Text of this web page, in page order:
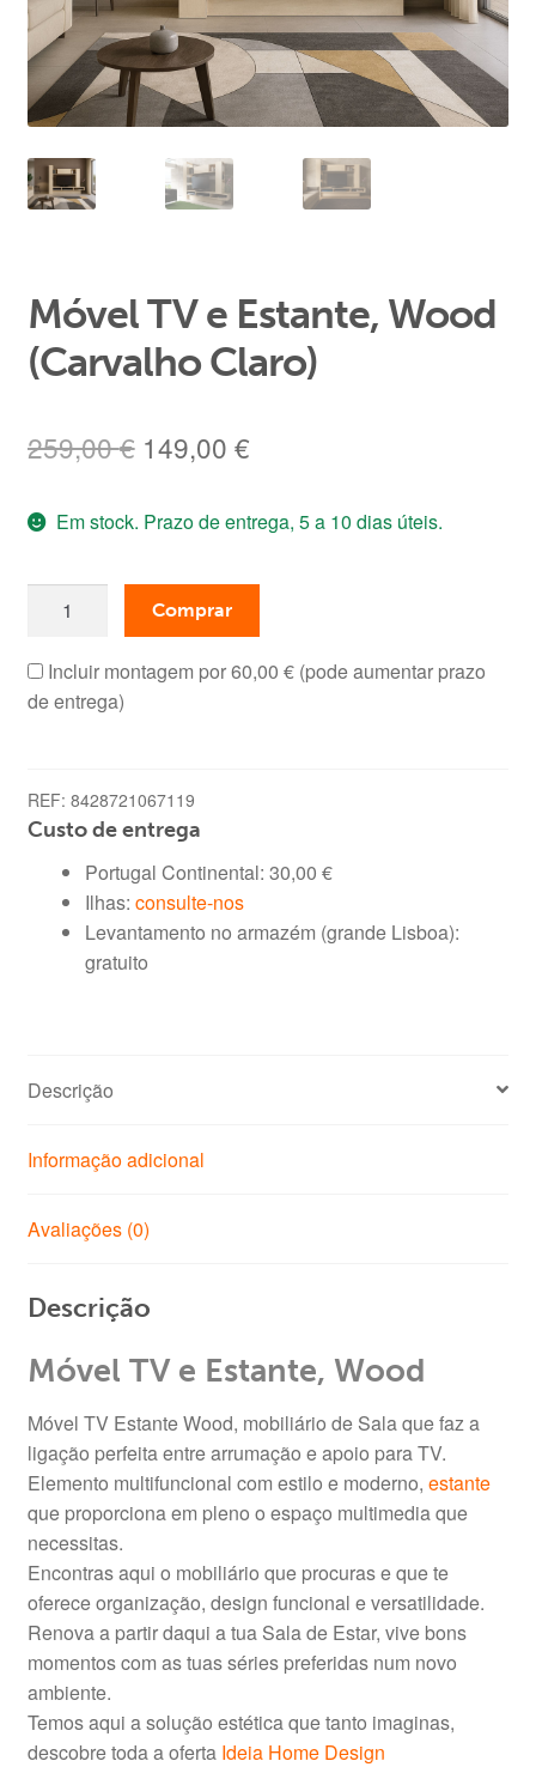
Área de Cliente
Móvel TV e Estante, Wood
(Carvalho Claro)
259,00€ O
original
era:
259,00 €.
149,00 €O
atual
é:
Em stock. Prazo de entrega, 5 a 10 dias úteis.
Móvel
TV
e
(Carvalho
Claro)
Comprar
Incluir montagem por60,00 €(pode aumentar prazo
de entrega)
REF: 8428721067119
Custo de entrega
Portugal Continental: 30,00 €
Ilhas: consulte-nos
Levantamento no armazém (grande Lisboa):
gratuito
Descrição
Informação adicional
Avaliações (0)
Descrição
Móvel TV e Estante, Wood
Móvel TV Estante Wood, mobiliário de Sala que faz a
ligação perfeita entre arrumação e apoio para TV.
Elemento multifuncional com estilo e moderno, estante
que proporciona em pleno o espaço multimedia que
necessitas.
Encontras aqui o mobiliário que procuras e que te
oferece organização, design funcional e versatilidade.
Renova a partir daqui a tua Sala de Estar, vive bons
momentos com as tuas séries preferidas num novo
ambiente.
Temos aqui a solução estética que tanto imaginas,
descobre toda a oferta Ideia Home Design